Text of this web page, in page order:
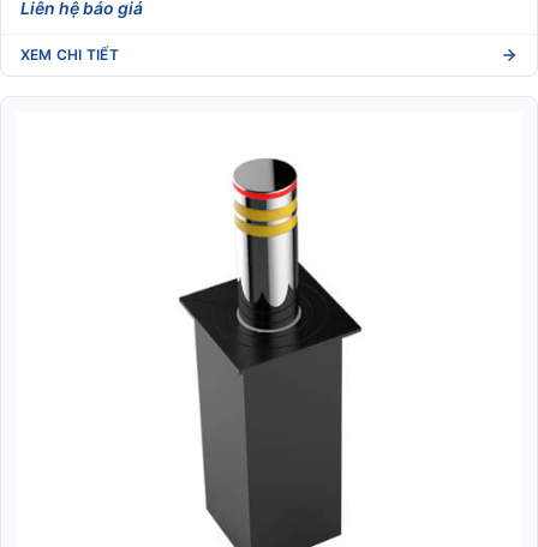
Liên hệ báo giá
XEM CHI TIẾT